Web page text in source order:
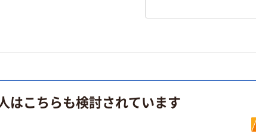
はこちらも検討されています